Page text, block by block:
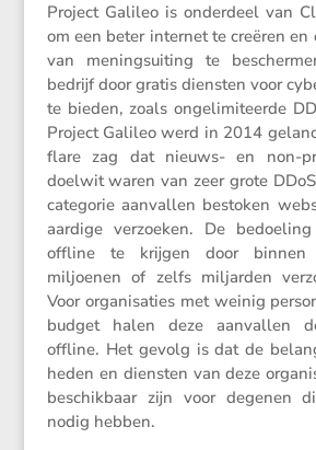
Project Galileo is onder­deel van
om een beter internet te creëren
van menings­ui­ting te
bedrijf door gratis diensten voor
te bieden, zoals ongeli­mi­teerde
Project Galileo werd in 2014
flare zag dat nieuws- en non-
doelwit waren van zeer grote
categorie aanvallen bestoken
aar­dige verzoeken. De
offline te krijgen door
miljoenen of zelfs miljarden
Voor organi­sa­ties met weinig
budget halen deze aanvallen
offline. Het gevolg is dat de
heden en diensten van deze
beschik­baar zijn voor degenen
nodig hebben.